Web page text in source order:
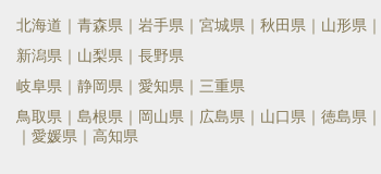
北海道 青森県 岩手県 宮城県 秋田県 山形県
新潟県 山梨県 長野県
岐阜県 静岡県 愛知県 三重県
鳥取県 島根県 岡山県 広島県 山口県 徳島県
愛媛県
高知県